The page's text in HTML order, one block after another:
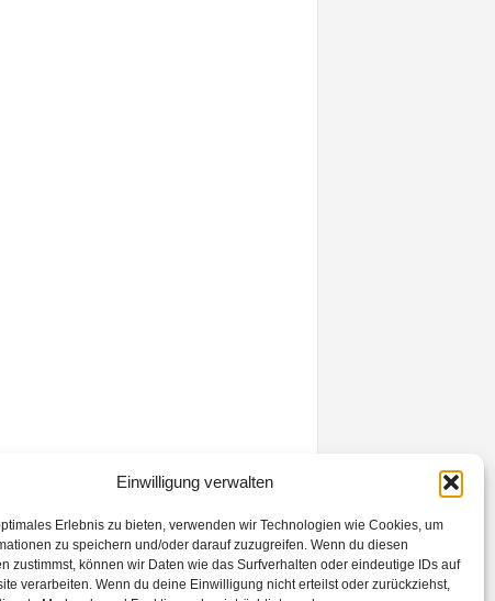
Einwilligung verwalten
Erlebnis zu bieten, verwenden wir Technologien wie Cookies, um
zu speichern und/oder darauf zuzugreifen. Wenn du diesen
zustimmst, können wir Daten wie das Surfverhalten oder eindeutige IDs auf
verarbeiten. Wenn du deine Einwilligung nicht erteilst oder zurückziehst,